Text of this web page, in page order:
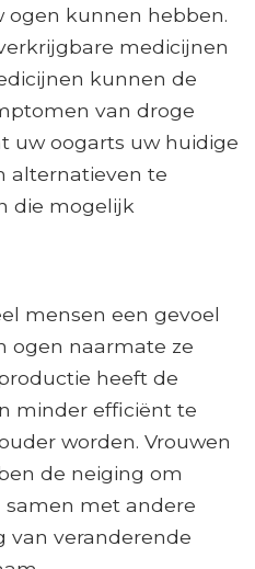
ogen kunnen hebben.
medicijnen
kunnen de
van droge
uw oogarts uw huidige
alternatieven te
die mogelijk
mensen een gevoel
ogen naarmate ze
heeft de
minder efficiënt te
worden. Vrouwen
de neiging om
met andere
van veranderende